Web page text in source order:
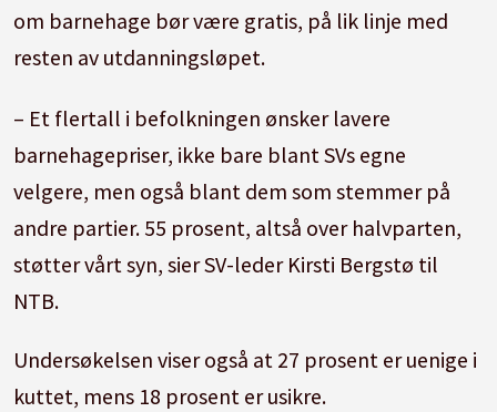
om barnehage bør være gratis, på lik linje med
resten av utdanningsløpet.
– Et flertall i befolkningen ønsker lavere
barnehagepriser, ikke bare blant SVs egne
velgere, men også blant dem som stemmer på
andre partier. 55 prosent, altså over halvparten,
støtter vårt syn, sier SV-leder Kirsti Bergstø til
NTB.
Undersøkelsen viser også at 27 prosent er uenige i
kuttet, mens 18 prosent er usikre.